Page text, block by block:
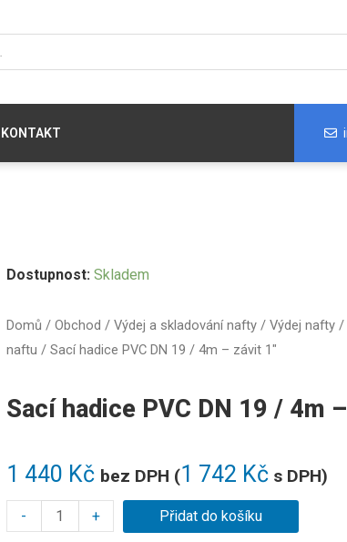
KONTAKT
Domů / Obchod / Výdej a skladování nafty/ Výdej nafty/
naftu / Sací hadice PVC DN 19 / 4m – závit 1″
Sací hadice PVC DN 19 / 4m
1 440 Kč bez DPH (1 742 Kčs DPH)
Dostupnost: Skladem
- + Přidat do košíku